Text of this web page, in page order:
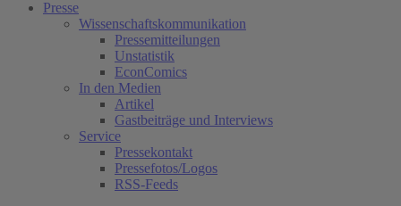
Presse
Wissenschaftskommunikation
Pressemitteilungen
Unstatistik
EconComics
In den Medien
Artikel
Gastbeiträge und Interviews
Service
Pressekontakt
Pressefotos/Logos
RSS-Feeds